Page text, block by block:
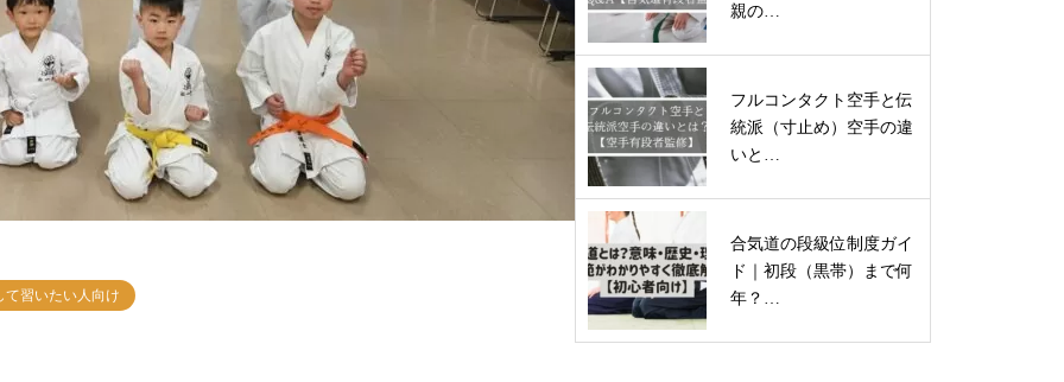
て習いたい人向け
親の…
フルコンタクト空手と伝
統派（寸止め）空手の違
いと…
合気道の段級位制度ガイ
ド｜初段（黒帯）まで何
年？…